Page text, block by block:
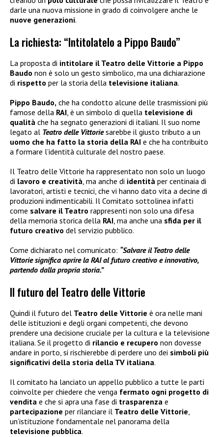
darle una nuova missione in grado di coinvolgere anche le
nuove generazioni.
La richiesta: “Intitolatelo a Pippo Baudo”
La proposta di intitolare il Teatro delle Vittorie a Pippo
Baudo non è solo un gesto simbolico, ma una dichiarazione
di rispetto per la storia della televisione italiana.
Pippo Baudo, che ha condotto alcune delle trasmissioni più
famose della RAI, è un simbolo di quella televisione di
qualità che ha segnato generazioni di italiani. Il suo nome
legato al Teatro delle Vittoriesarebbe il giusto tributo a un
uomo che ha fatto la storia della RAI e che ha contribuito
a formare l’identità culturale del nostro paese.
Il Teatro delle Vittorie ha rappresentato non solo un luogo
di lavoro e creatività, ma anche di identità per centinaia di
lavoratori, artisti e tecnici, che vi hanno dato vita a decine di
produzioni indimenticabili. Il Comitato sottolinea infatti
come salvare il Teatro rappresenti non solo una difesa
della memoria storica della RAI, ma anche una sfida per il
futuro creativo del servizio pubblico.
Come dichiarato nel comunicato: “Salvare il Teatro delle
Vittorie significa aprire la RAI al futuro creativo e innovativo,
partendo dalla propria storia.”
Il futuro del Teatro delle Vittorie
Quindi il futuro del Teatro delle Vittorie è ora nelle mani
delle istituzioni e degli organi competenti, che devono
prendere una decisione cruciale per la cultura e la televisione
italiana. Se il progetto di rilancio e recupero non dovesse
andare in porto, si rischierebbe di perdere uno dei simboli più
significativi della storia della TV italiana.
Il comitato ha lanciato un appello pubblico a tutte le parti
coinvolte per chiedere che venga fermato ogni progetto di
vendita e che si apra una fase di trasparenza e
partecipazione per rilanciare il Teatro delle Vittorie,
un’istituzione fondamentale nel panorama della
televisione pubblica.